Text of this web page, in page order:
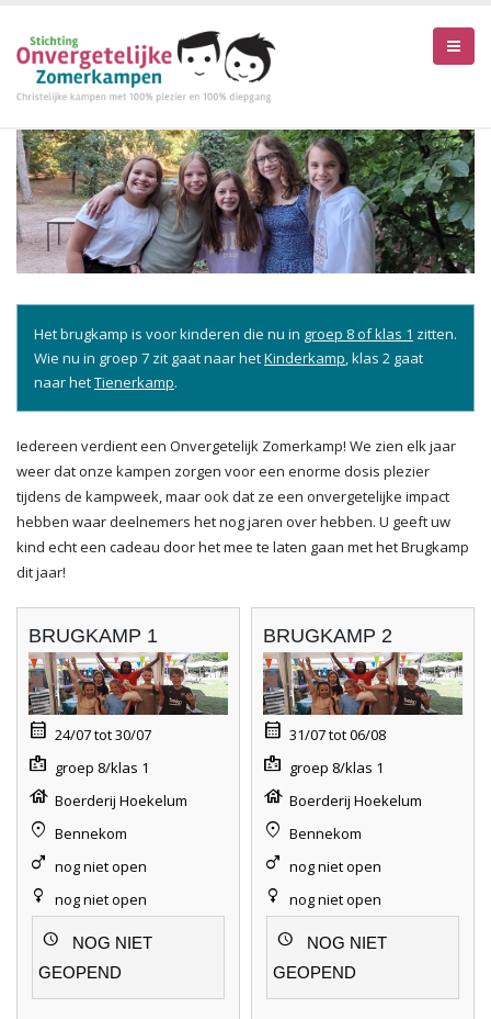
Het brugkamp is voor kinderen die nu in groep 8 of klas 1 zitten.
Wie nu in groep 7 zit gaat naar hetKinderkamp, klas 2 gaat
naar hetTienerkamp.
Iedereen verdient een Onvergetelijk Zomerkamp! We zien elk jaar
weer dat onze kampen zorgen voor een enorme dosis plezier
tijdens de kampweek, maar ook dat ze een onvergetelijke impact
hebben waar deelnemers het nog jaren over hebben. U geeft uw
kind echt een cadeau door het mee te laten gaan met het Brugkamp
dit jaar!
BRUGKAMP 1
calendar_month 24/07 tot 30/07
badge groep 8/klas 1
house Boerderij Hoekelum
location_on Bennekom
male nog niet open
female nog niet open
schedule
NOG NIET
GEOPEND
BRUGKAMP 2
calendar_month 31/07 tot 06/08
badge groep 8/klas 1
house Boerderij Hoekelum
location_on Bennekom
male nog niet open
female nog niet open
schedule
NOG NIET
GEOPEND